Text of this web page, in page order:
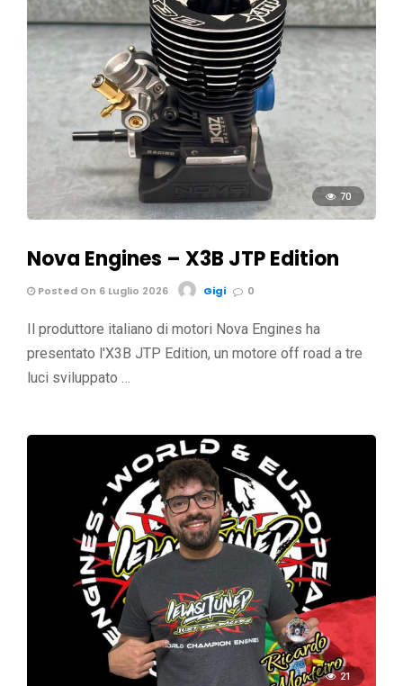
70
Nova Engines – X3B JTP Edition
Posted On 6 Luglio 2026 Gigi 0
Il produttore italiano di motori Nova Engines ha
presentato l'X3B JTP Edition, un motore off road a tre
luci sviluppato …
21